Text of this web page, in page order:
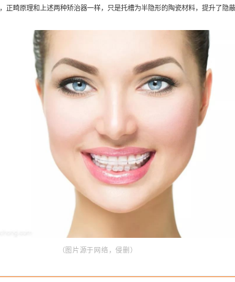
自
自锁式是传统式矫治器的升级版，相当于
免除了结扎钢丝或橡皮圈对正畸钢丝的捆绑